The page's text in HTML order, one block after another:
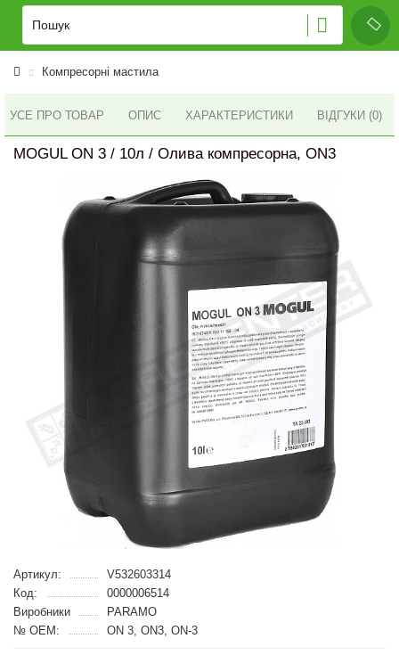
Компресорні мастила
УСЕ ПРО ТОВАР ОПИС ХАРАКТЕРИСТИКИ ВІДГУКИ (0)
MOGUL ON 3 / 10л / Олива компресорна, ON3
Артикул:
V532603314
Код:
0000006514
Виробники
PARAMO
№ OEM:
ON 3, ON3, ON-3